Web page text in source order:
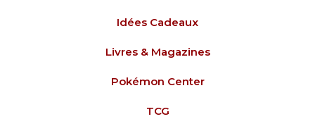
Idées Cadeaux
Livres & Magazines
Pokémon Center
TCG